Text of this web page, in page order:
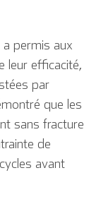
a permis aux
efficacité,
par
que les
sans fracture
de
avant